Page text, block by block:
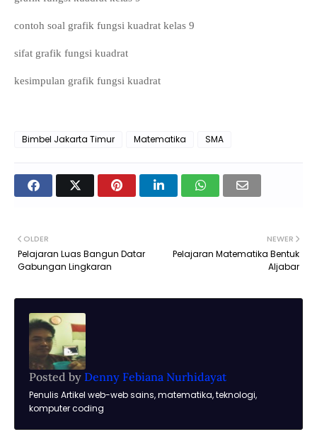
contoh soal grafik fungsi kuadrat kelas 9
sifat grafik fungsi kuadrat
kesimpulan grafik fungsi kuadrat
Bimbel Jakarta Timur Matematika SMA
NEWER
Pelajaran Matematika Bentuk
Aljabar
OLDER
Pelajaran Luas Bangun Datar
Gabungan Lingkaran
Posted by Denny Febiana Nurhidayat
Penulis Artikel web-web sains, matematika, teknologi,
komputer coding